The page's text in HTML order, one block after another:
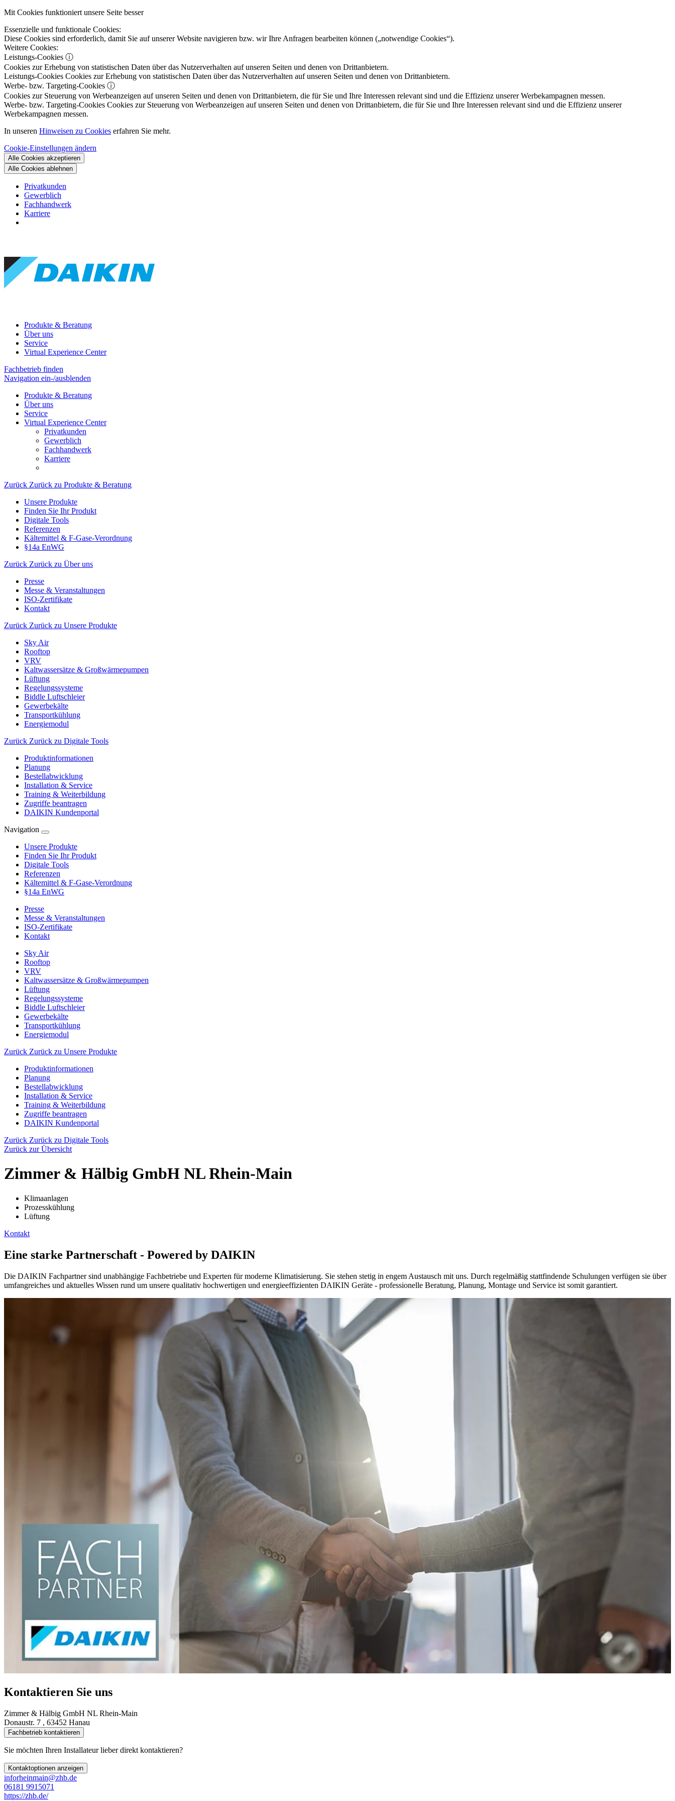
Mit Cookies funktioniert unsere Seite besser
Essenzielle und funktionale Cookies:
Diese Cookies sind erforderlich, damit Sie auf unserer Website navigieren bzw. wir Ihre Anfragen bearbeiten können („notwendige Cookies“).
Weitere Cookies:
Leistungs-Cookies ⓘ
Cookies zur Erhebung von statistischen Daten über das Nutzerverhalten auf unseren Seiten und denen von Drittanbietern.
Leistungs-Cookies Cookies zur Erhebung von statistischen Daten über das Nutzerverhalten auf unseren Seiten und denen von Drittanbietern.
Werbe- bzw. Targeting-Cookies ⓘ
Cookies zur Steuerung von Werbeanzeigen auf unseren Seiten und denen von Drittanbietern, die für Sie und Ihre Interessen relevant sind und die Effizienz unserer Werbekampagnen messen.
Werbe- bzw. Targeting-Cookies Cookies zur Steuerung von Werbeanzeigen auf unseren Seiten und denen von Drittanbietern, die für Sie und Ihre Interessen relevant sind und die Effizienz unserer
Werbekampagnen messen.
In unseren Hinweisen zu Cookies erfahren Sie mehr.
Cookie-Einstellungen ändern
Alle Cookies akzeptieren
Alle Cookies ablehnen
Privatkunden
Gewerblich
Fachhandwerk
Karriere
Produkte & Beratung
Über uns
Service
Virtual Experience Center
Fachbetrieb finden
Navigation ein-/ausblenden
Produkte & Beratung
Über uns
Service
Virtual Experience Center
Privatkunden
Gewerblich
Fachhandwerk
Karriere
Zurück Zurück zu Produkte & Beratung
Unsere Produkte
Finden Sie Ihr Produkt
Digitale Tools
Referenzen
Kältemittel & F-Gase-Verordnung
§14a EnWG
Zurück Zurück zu Über uns
Presse
Messe & Veranstaltungen
ISO-Zertifikate
Kontakt
Zurück Zurück zu Unsere Produkte
Sky Air
Rooftop
VRV
Kaltwassersätze & Großwärmepumpen
Lüftung
Regelungssysteme
Biddle Luftschleier
Gewerbekälte
Transportkühlung
Energiemodul
Zurück Zurück zu Digitale Tools
Produktinformationen
Planung
Bestellabwicklung
Installation & Service
Training & Weiterbildung
Zugriffe beantragen
DAIKIN Kundenportal
Navigation
Unsere Produkte
Finden Sie Ihr Produkt
Digitale Tools
Referenzen
Kältemittel & F-Gase-Verordnung
§14a EnWG
Presse
Messe & Veranstaltungen
ISO-Zertifikate
Kontakt
Sky Air
Rooftop
VRV
Kaltwassersätze & Großwärmepumpen
Lüftung
Regelungssysteme
Biddle Luftschleier
Gewerbekälte
Transportkühlung
Energiemodul
Zurück Zurück zu Unsere Produkte
Produktinformationen
Planung
Bestellabwicklung
Installation & Service
Training & Weiterbildung
Zugriffe beantragen
DAIKIN Kundenportal
Zurück Zurück zu Digitale Tools
Zurück zur Übersicht
Zimmer & Hälbig GmbH NL Rhein-Main
Klimaanlagen
Prozesskühlung
Lüftung
Kontakt
Eine starke Partnerschaft - Powered by DAIKIN
Die DAIKIN Fachpartner sind unabhängige Fachbetriebe und Experten für moderne Klimatisierung. Sie stehen stetig in engem Austausch mit uns. Durch regelmäßig stattfindende Schulungen verfügen sie über
umfangreiches und aktuelles Wissen rund um unsere qualitativ hochwertigen und energieeffizienten DAIKIN Geräte - professionelle Beratung, Planung, Montage und Service ist somit garantiert.
Kontaktieren Sie uns
Zimmer & Hälbig GmbH NL Rhein-Main
Donaustr. 7 , 63452 Hanau
Fachbetrieb kontaktieren
Sie möchten Ihren Installateur lieber direkt kontaktieren?
Kontaktoptionen anzeigen
inforheinmain@zhb.de
06181 9915071
https://zhb.de/